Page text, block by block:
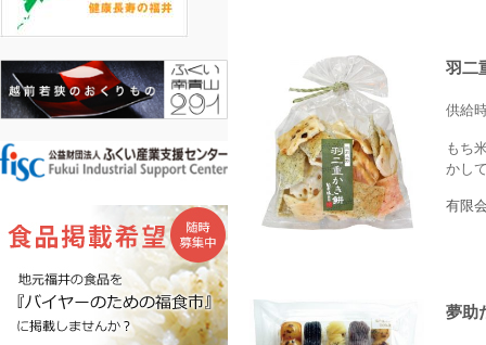
羽二
供給
もち
かし
有限
夢助